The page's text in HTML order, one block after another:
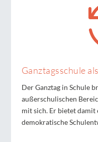
Ganztagsschule
Der Ganztag in Schule
außerschulischen
mit sich. Er bietet damit
demokratische